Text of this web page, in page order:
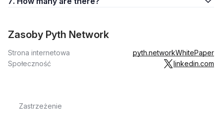
Zasoby Pyth Network
Strona internetowa pyth.networkWhitePaper
Społeczność
linkedin.com
Zastrzeżenie